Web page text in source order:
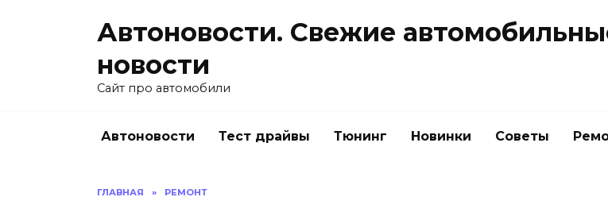
Автоновости. Свежие
новости
Сайт про автомобили
Автоновости Тест драйвы Тюнинг Новинки Советы
ГЛАВНАЯ » РЕМОНТ